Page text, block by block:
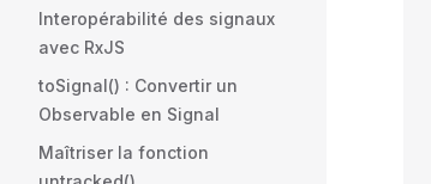
Interopérabilité des signaux
avec RxJS
toSignal() : Convertir un
Observable en Signal
Maîtriser la fonction